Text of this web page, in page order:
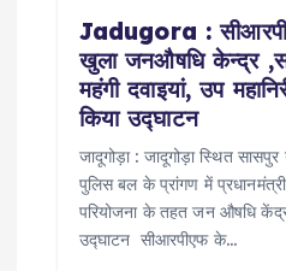
Jadugora :
खुला जनऔषधि केन्द्र
महंगी दवाइयां, उप
किया उद्घाटन
जादूगोड़ा : जादूगोड़ा स्थित सासपुर
पुलिस बल के प्रांगण में
परियोजना के तहत जन औषधि
उद्घाटन सीआरपीएफ के…